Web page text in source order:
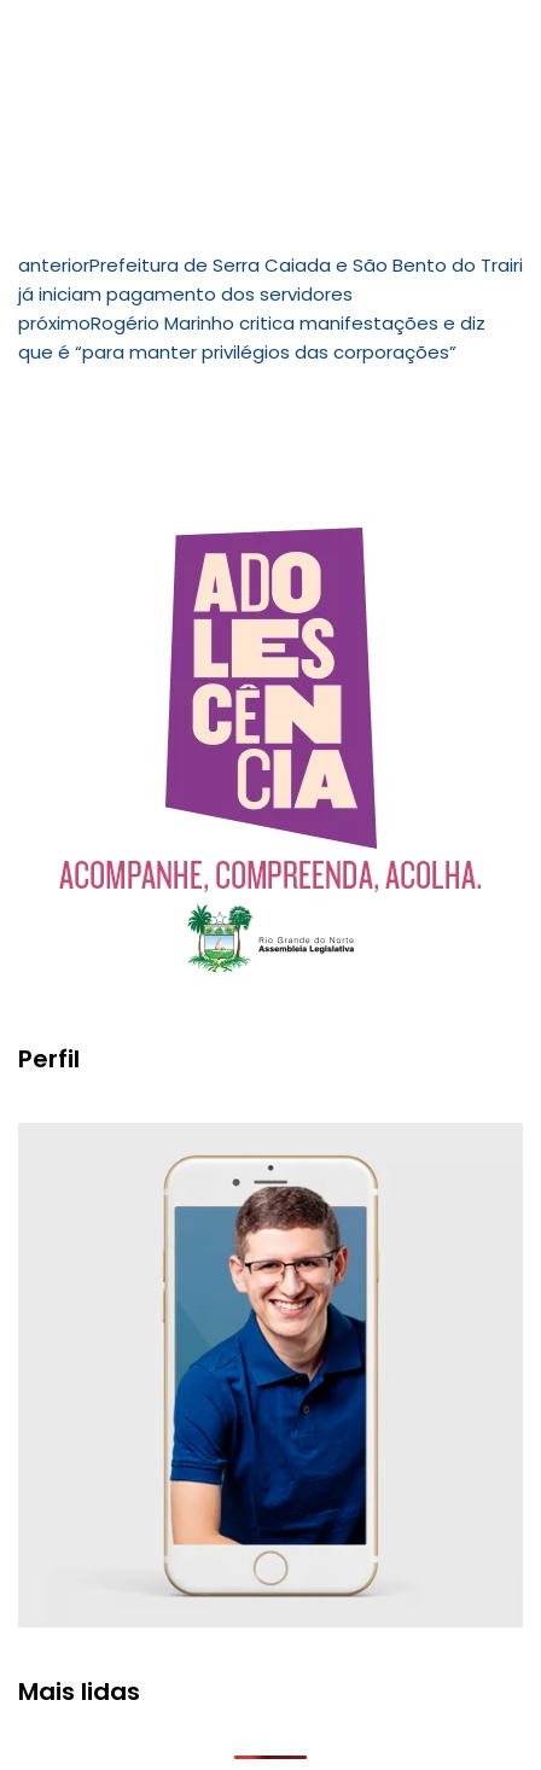
anteriorPrefeitura de Serra Caiada e São Bento do Trairi
já iniciam pagamento dos servidores
próximoRogério Marinho critica manifestações e diz
que é “para manter privilégios das corporações”
Perfil
Mais lidas